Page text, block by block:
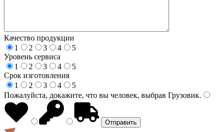
Качество продукции
1
2 3 4
5
Уровень сервиса
1
2 3 4
5
Срок изготовления
1
2 3 4
5
Пожалуйста, докажите, что вы человек, выбрав Грузовик.